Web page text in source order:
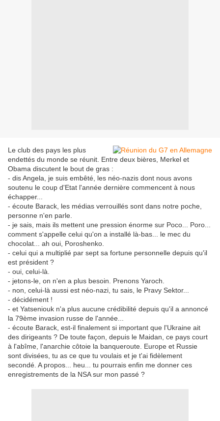
Le club des pays les plus
endettés du monde se réunit. Entre deux bières, Merkel et
Obama discutent le bout de gras :
- dis Angela, je suis embêté, les néo-nazis dont nous avons
soutenu le coup d'Etat l'année dernière commencent à nous
échapper...
- écoute Barack, les médias verrouillés sont dans notre poche,
personne n'en parle.
- je sais, mais ils mettent une pression énorme sur Poco... Poro...
comment s'appelle celui qu'on a installé là-bas... le mec du
chocolat... ah oui, Poroshenko.
- celui qui a multiplié par sept sa fortune personnelle depuis qu'il
est président ?
- oui, celui-là.
- jetons-le, on n'en a plus besoin. Prenons Yaroch.
- non, celui-là aussi est néo-nazi, tu sais, le Pravy Sektor...
- décidément !
- et Yatseniouk n'a plus aucune crédibilité depuis qu'il a annoncé
la 79ème invasion russe de l'année...
- écoute Barack, est-il finalement si important que l'Ukraine ait
des dirigeants ? De toute façon, depuis le Maidan, ce pays court
à l'abîme, l'anarchie côtoie la banqueroute. Europe et Russie
sont divisées, tu as ce que tu voulais et je t'ai fidèlement
secondé. A propos... heu... tu pourrais enfin me donner ces
enregistrements de la NSA sur mon passé ?